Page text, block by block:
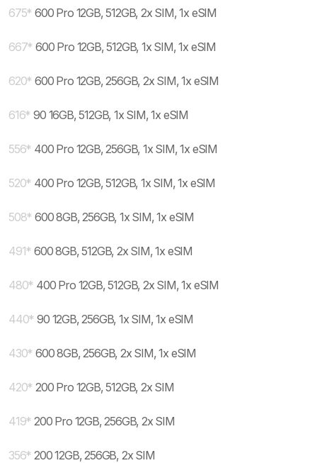
675* 600 Pro 12GB, 512GB, 2x SIM, 1x eSIM
667* 600 Pro 12GB, 512GB, 1x SIM, 1x eSIM
620* 600 Pro 12GB, 256GB, 2x SIM, 1x eSIM
616* 90 16GB, 512GB, 1x SIM, 1x eSIM
556* 400 Pro 12GB, 256GB, 1x SIM, 1x eSIM
520* 400 Pro 12GB, 512GB, 1x SIM, 1x eSIM
508* 600 8GB, 256GB, 1x SIM, 1x eSIM
491* 600 8GB, 512GB, 2x SIM, 1x eSIM
480* 400 Pro 12GB, 512GB, 2x SIM, 1x eSIM
440* 90 12GB, 256GB, 1x SIM, 1x eSIM
430* 600 8GB, 256GB, 2x SIM, 1x eSIM
420* 200 Pro 12GB, 512GB, 2x SIM
419* 200 Pro 12GB, 256GB, 2x SIM
356* 200 12GB, 256GB, 2x SIM